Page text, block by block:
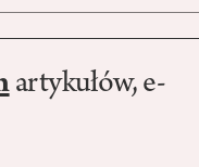
artykułów, e-